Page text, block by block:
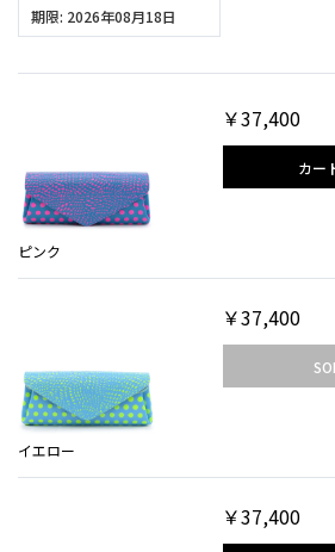
期限: 2026年08月18日
ピンク
￥37,400
カー
イエロー
￥37,400
￥37,400